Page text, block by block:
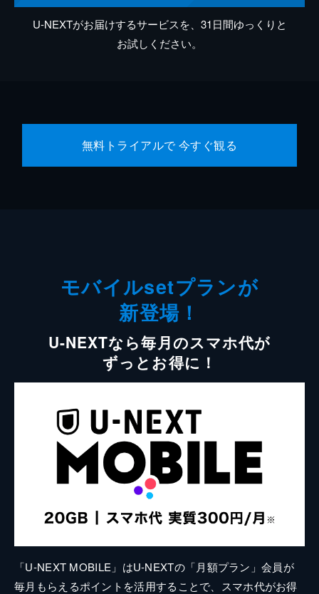
U-NEXTがお届けするサービスを、31日間ゆっくりと
お試しください。
無料トライアルで 今すぐ観る
モバイルsetプランが
新登場！
U-NEXTなら毎月のスマホ代が
ずっとお得に！
「U-NEXT MOBILE」はU-NEXTの「月額プラン」会員が
毎月もらえるポイントを活用することで、スマホ代がお得